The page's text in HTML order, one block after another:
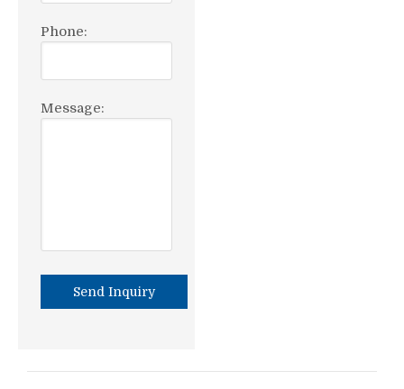
Phone:
Message: